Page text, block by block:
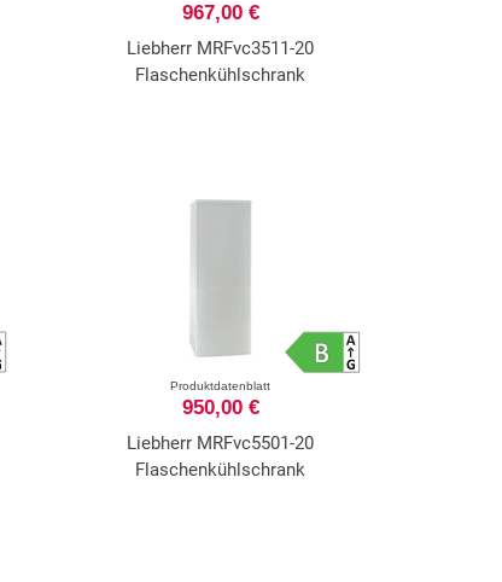
967,00 €
Liebherr MRFvc3511-20
Flaschenkühlschrank
Produktdatenblatt
950,00 €
Liebherr MRFvc5501-20
Flaschenkühlschrank